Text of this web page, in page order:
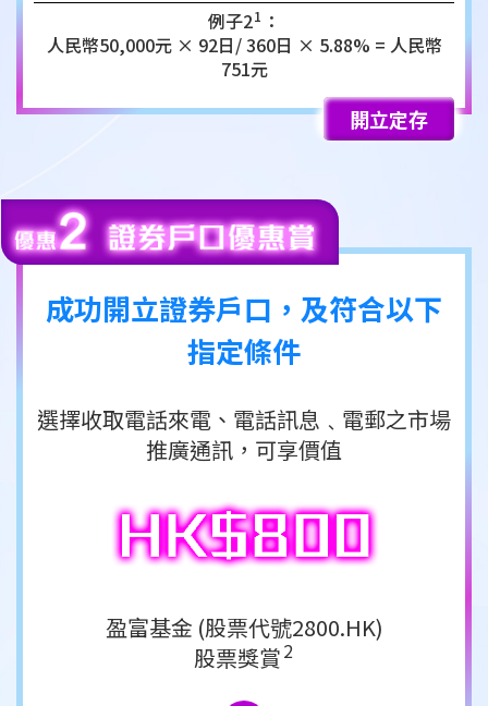
例子21 ：
人民幣50,000元 × 92日/ 360日 × 5.88% = 人民幣
751元
開立定存
成功開立證券戶口，及符合以下
指定條件
選擇收取電話來電、電話訊息﹑電郵之市場
推廣通訊，可享價值
盈富基金 (股票代號2800.HK)
股票獎賞2